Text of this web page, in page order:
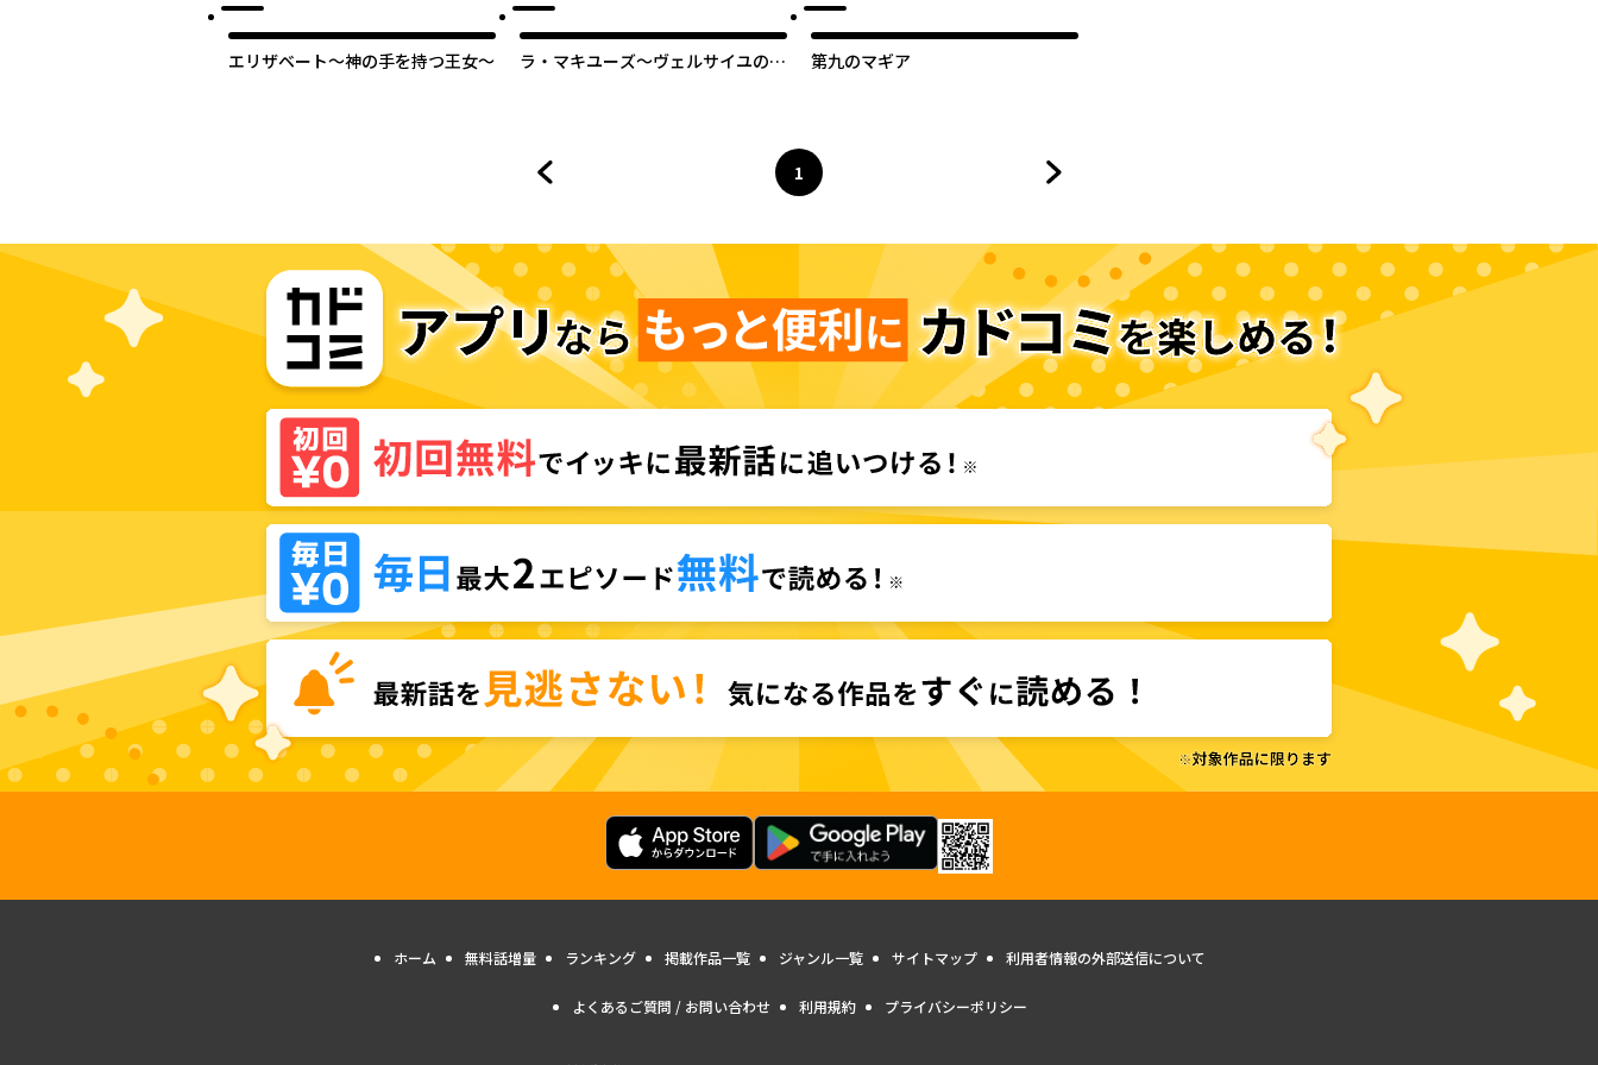
エリザベート～神の手を持つ王女～
ラ・マキユーズ～ヴェルサイユの化
第九のマギア
ページ
1
へ
ホーム 無料話増量 ランキング 掲載作品一覧 ジャンル一覧 サイトマップ 利用者情報の外部送信について
よくあるご質問 / お問い合わせ 利用規約 プライバシーポリシー